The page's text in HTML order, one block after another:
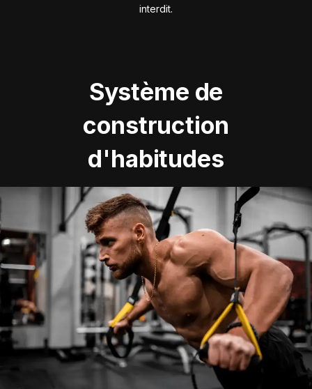
interdit.
Système de
construction
d'habitudes